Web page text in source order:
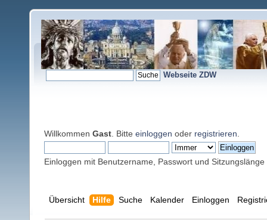
Webseite ZDW
Willkommen Gast . Bitte einloggen oder registrieren
Einloggen mit Benutzername, Passwort und Sitzungslänge
Übersicht Hilfe Suche Kalender Einloggen